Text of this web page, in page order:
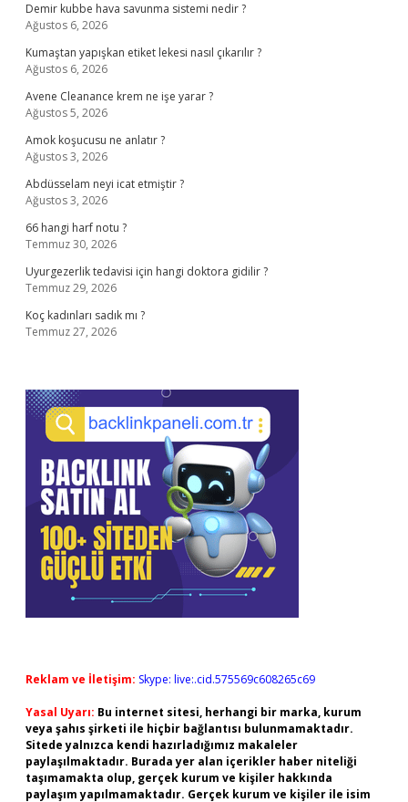
Demir kubbe hava savunma sistemi nedir ?
Ağustos 6, 2026
Kumaştan yapışkan etiket lekesi nasıl çıkarılır ?
Ağustos 6, 2026
Avene Cleanance krem ne işe yarar ?
Ağustos 5, 2026
Amok koşucusu ne anlatır ?
Ağustos 3, 2026
Abdüsselam neyi icat etmiştir ?
Ağustos 3, 2026
66 hangi harf notu ?
Temmuz 30, 2026
Uyurgezerlik tedavisi için hangi doktora gidilir ?
Temmuz 29, 2026
Koç kadınları sadık mı ?
Temmuz 27, 2026
Reklam ve İletişim: Skype: live:.cid.575569c608265c69
Yasal Uyarı: Bu internet sitesi, herhangi bir marka, kurum
veya şahıs şirketi ile hiçbir bağlantısı bulunmamaktadır.
Sitede yalnızca kendi hazırladığımız makaleler
paylaşılmaktadır. Burada yer alan içerikler haber niteliği
taşımamakta olup, gerçek kurum ve kişiler hakkında
paylaşım yapılmamaktadır. Gerçek kurum ve kişiler ile isim